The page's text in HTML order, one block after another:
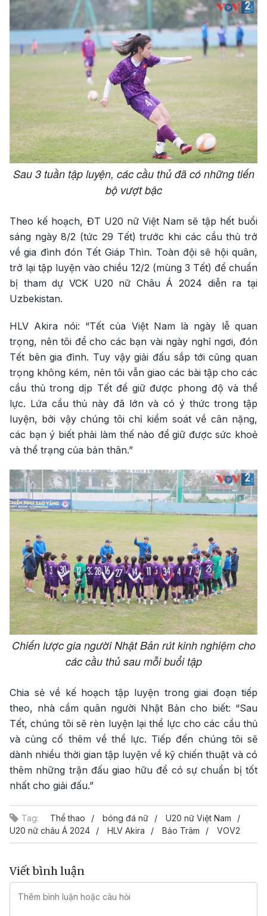
Sau 3 tuần tập luyện, các cầu thủ đã có những tiến
bộ vượt bậc
Theo kế hoạch, ĐT U20 nữ Việt Nam sẽ tập hết buổi
sáng ngày 8/2 (tức 29 Tết) trước khi các cầu thủ trở
về gia đình đón Tết Giáp Thìn. Toàn đội sẽ hội quân,
trở lại tập luyện vào chiều 12/2 (mùng 3 Tết) để chuẩn
bị tham dự VCK U20 nữ Châu Á 2024 diễn ra tại
Uzbekistan.
HLV Akira nói: “Tết của Việt Nam là ngày lễ quan
trọng, nên tôi để cho các bạn vài ngày nghỉ ngơi, đón
Tết bên gia đình. Tuy vậy giải đấu sắp tới cũng quan
trọng không kém, nên tôi vẫn giao các bài tập cho các
cầu thủ trong dịp Tết để giữ được phong độ và thể
lực. Lứa cầu thủ này đã lớn và có ý thức trong tập
luyện, bởi vậy chúng tôi chỉ kiểm soát về cân nặng,
các bạn ý biết phải làm thế nào để giữ được sức khoẻ
và thể trạng của bản thân.”
Chiến lược gia người Nhật Bản rút kinh nghiệm cho
các cầu thủ sau mỗi buổi tập
Chia sẻ về kế hoạch tập luyện trong giai đoạn tiếp
theo, nhà cầm quân người Nhật Bản cho biết: “Sau
Tết, chúng tôi sẽ rèn luyện lại thể lực cho các cầu thủ
và củng cố thêm về thể lực. Tiếp đến chúng tôi sẽ
dành nhiều thời gian tập luyện về kỹ chiến thuật và có
thêm những trận đấu giao hữu để có sự chuẩn bị tốt
nhất cho giải đấu.”
Tag: Thể thao bóng đá nữ
U20 nữ Việt Nam
U20 nữ châu Á 2024
HLV Akira Bảo Trâm VOV2
Viết bình luận